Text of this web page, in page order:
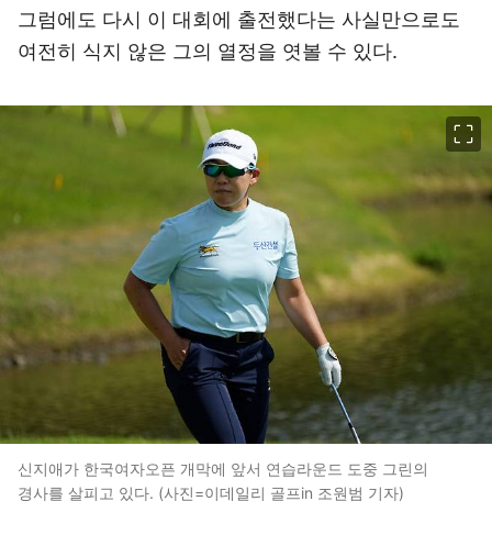
그럼에도 다시 이 대회에 출전했다는 사실만으로도
여전히 식지 않은 그의 열정을 엿볼 수 있다.
신지애가 한국여자오픈 개막에 앞서 연습라운드 도중 그린의
경사를 살피고 있다. (사진=이데일리 골프in 조원범 기자)